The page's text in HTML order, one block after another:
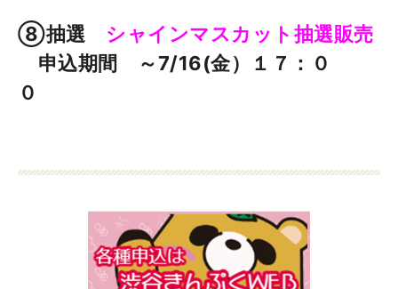
⑧抽選 シャインマスカット抽選販売
申込期間 ～7/16(金）１７：０
０